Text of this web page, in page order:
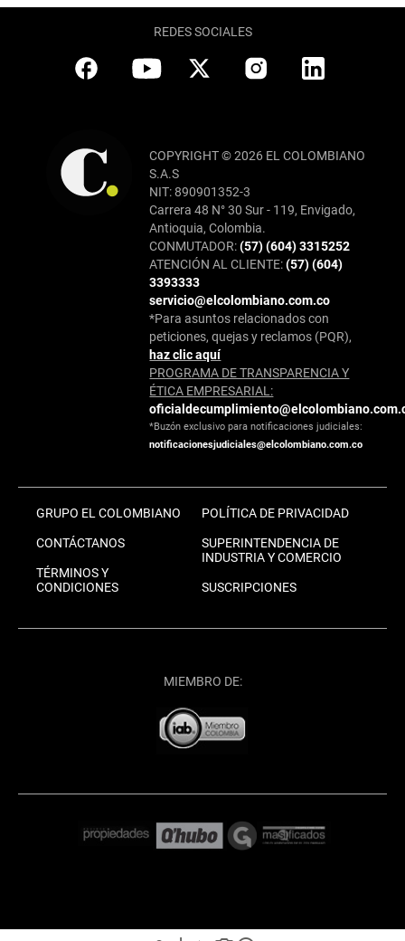
REDES SOCIALES
COPYRIGHT © 2026 EL COLOMBIANO
S.A.S
NIT: 890901352-3
Carrera 48 N° 30 Sur - 119, Envigado,
Antioquia, Colombia.
CONMUTADOR:(57) (604) 3315252
ATENCIÓN AL CLIENTE:(57) (604)
3393333
servicio@elcolombiano.com.co
*Para asuntos relacionados con
peticiones, quejas y reclamos (PQR),
haz clic aquí
PROGRAMA DE TRANSPARENCIA Y
ÉTICA EMPRESARIAL:
*Buzón exclusivo para notificaciones judiciales:
notificacionesjudiciales@elcolombiano.com.co
GRUPO EL COLOMBIANO
CONTÁCTANOS
TÉRMINOS Y
CONDICIONES
POLÍTICA DE PRIVACIDAD
SUPERINTENDENCIA DE
INDUSTRIA Y COMERCIO
SUSCRIPCIONES
MIEMBRO DE: